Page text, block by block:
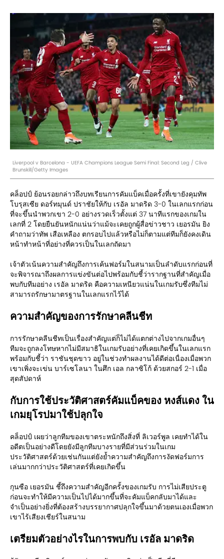
Liverpool v Barcelona - UEFA Champions League Semi Final: Second Leg / Clive
Brunskill/Getty Images
คล็อปป์ ย้อนรอยกล่าวถึงบทเรียนการคัมแบ็คเมื่อครั้งที่เขายังคุมทัพ
โบรุสเซีย ดอร์ทมุนด์ ปราชัยให้กับ เรอัล มาดริด 3-0 ในเลกแรกก่อน
ที่จะขึ้นนำพวกเขา 2-0 อย่างรวดเร็วตั้งแต่ 37 นาทีแรกของเกมใน
เลกที่ 2 โดยยืนยันหนักแน่นว่าแม้จะเคยถูกผู้สื่อข่าวชาว เยอรมัน ยิง
คำถามว่าทัพ เสือเหลือง ตกรอบไปแล้วหรือไม่ก็ตามแต่ทีมก็ยังคงเดิน
หน้าทำหน้าที่อย่างที่ควรเป็นในเลกถัดมา
เจ้าตัวเน้นความสำคัญถึงการเค้นฟอร์มในสนามเป็นลำดับแรกก่อนที่
จะพิจารณาถึงผลการแข่งขันต่อไปพร้อมกับชี้ว่ารากฐานที่สำคัญเมื่อ
พบกับทีมอย่าง เรอัล มาดริด คือความเหนียวแน่นในเกมรับซึ่งทีมไม่
สามารถรักษามาตรฐานในเลกแรกไว้ได้
ความสำคัญของการรักษาคลีนชีท
การรักษาคลีนชีทเป็นเรื่องสำคัญแต่ก็ไม่ได้แตกต่างไปจากเกมอื่นๆ
ทีมจะถูกลงโทษหากไม่มีสมาธิในเกมรับอย่างที่เคยเกิดขึ้นในเลกแรก
พร้อมกับชี้ว่า ราชันชุดขาว อยู่ในช่วงทำผลงานได้ดีต่อเนื่องเมื่อพวก
เขาเพิ่งจะเข่น บาร์เซโลนา ในศึก เอล กลาซิโก้ ด้วยสกอร์ 2-1 เมื่อ
สุดสัปดาห์
กับการใช้ประวัติศาสตร์คัมแบ็คของ หงส์แดง ใน
เกมยุโรปมาใช้ปลุกใจ
คล็อปป์ เผยว่าลูกทีมของเขาตระหนักถึงสิ่งที่ ลิเวอร์พูล เคยทำได้ใน
อดีตเป็นอย่างดีโดยยังมีลูกทีมบางรายที่มีส่วนร่วมในเกม
ประวัติศาสตร์ด้วยเช่นกันแต่ยังย้ำความสำคัญถึงการงัดฟอร์มการ
เล่นมากกว่าประวัติศาสตร์ที่เคยเกิดขึ้น
กุนซือ เยอรมัน ชี้ถึงความสำคัญอีกครั้งของเกมรับ การไม่เสียประตู
ก่อนจะทำให้มีความเป็นไปได้มากขึ้นที่จะคัมแบ็คกลับมาได้และ
จำเป็นอย่างยิ่งที่ต้องสร้างบรรยากาศปลุกใจขึ้นมาด้วยตนเองเมื่อพวก
เขาไร้เสียงเชียร์ในสนาม
เตรียมตัวอย่างไรในการพบกับ เรอัล มาดริด